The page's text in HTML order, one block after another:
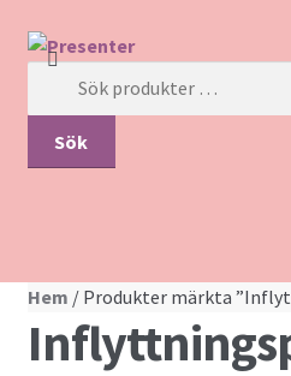
Hoppa till navigering
Gå till innehåll
Sök
Hem
Blommor
Hem / Produkter märkta